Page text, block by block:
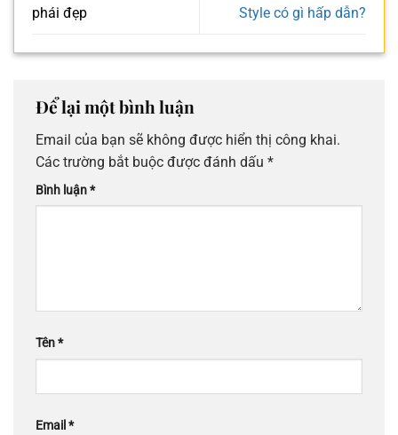
phái đẹp
Style có gì hấp dẫn?
Để lại một bình luận
Email của bạn sẽ không được hiển thị công khai.
Các trường bắt buộc được đánh dấu *
Bình luận*
Tên*
Email *